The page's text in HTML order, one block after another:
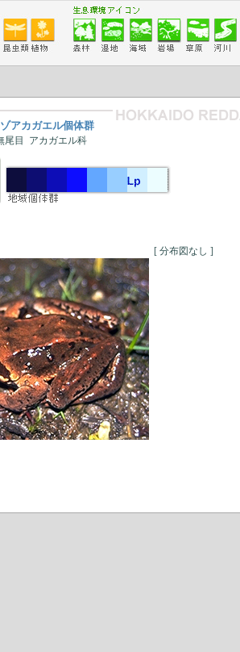
アカガエル個体群
尾目 アカガエル科
[ 分布図なし ]